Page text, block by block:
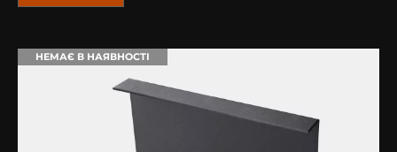
НЕМАЄ В НАЯВНОСТІ